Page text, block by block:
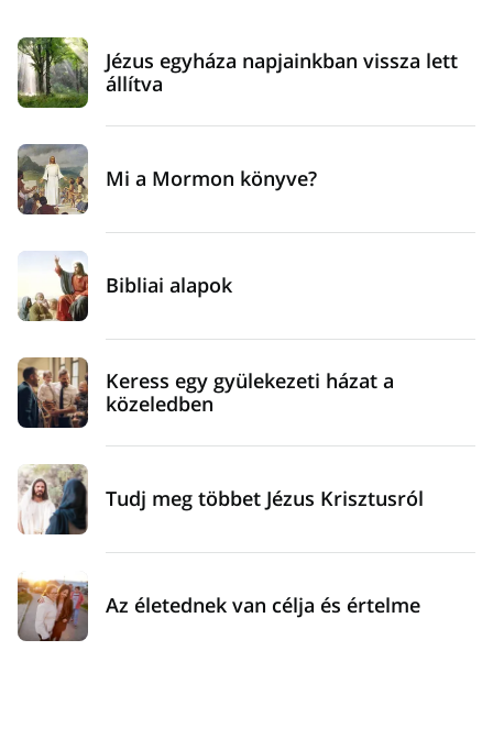
Jézus egyháza napjainkban vissza lett
állítva
Mi a Mormon könyve?
Bibliai alapok
Keress egy gyülekezeti házat a
közeledben
Tudj meg többet Jézus Krisztusról
Az életednek van célja és értelme